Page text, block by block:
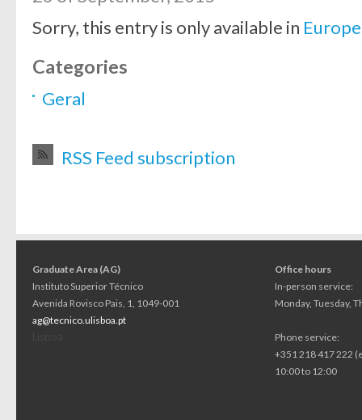
Sorry, this entry is only available in
Categories
Geral
RSS Feed subscription
Graduate Area (AG)
Instituto Superior Técnico
Avenida Rovisco Pais, 1, 1049-001
ag@tecnico.ulisboa.pt
Office hours
In-person service:
Monday, Tuesday,
Phone service:
+351 218 417 222
10:00 to 12:00